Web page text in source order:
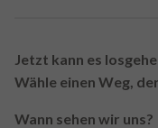
Jetzt kann es
Wähle einen Weg,
Wann sehen wir uns?